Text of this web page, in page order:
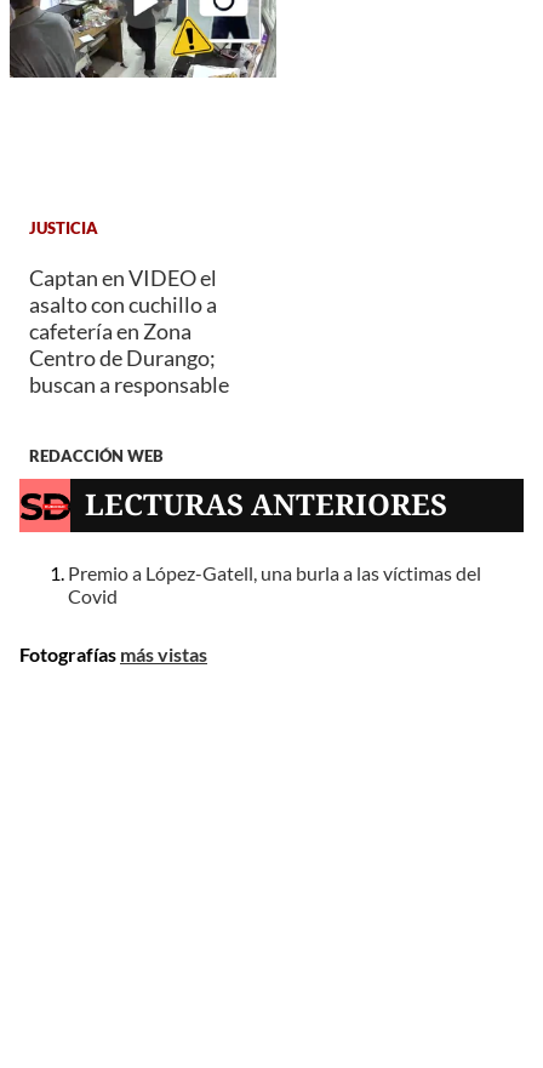
JUSTICIA
Captan en VIDEO el
asalto con cuchillo a
cafetería en Zona
Centro de Durango;
buscan a responsable
REDACCIÓN WEB
LECTURAS ANTERIORES
Premio a López-Gatell, una burla a las víctimas del
Covid
Fotografías más vistas